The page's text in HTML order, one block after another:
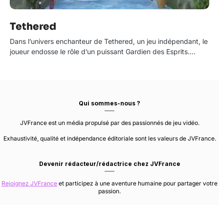
Tethered
Dans l’univers enchanteur de Tethered, un jeu indépendant, le
joueur endosse le rôle d’un puissant Gardien des Esprits.…
Qui sommes-nous ?
JVFrance est un média propulsé par des passionnés de jeu vidéo.
Exhaustivité, qualité et indépendance éditoriale sont les valeurs de JVFrance.
Devenir rédacteur/rédactrice chez JVFrance
Rejoignez JVFrance et participez à une aventure humaine pour partager votre
passion.